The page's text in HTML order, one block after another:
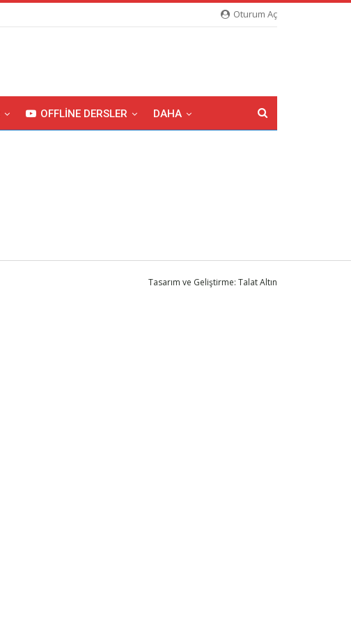
Oturum Aç
OFFLINE DERSLER DAHA
Tasarım ve Geliştirme: Talat Altın